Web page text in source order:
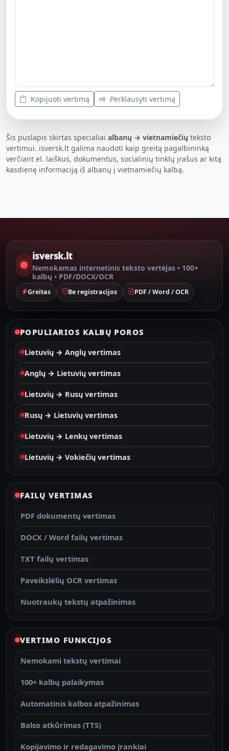
Kopijuoti vertimą Perklausyti vertimą
Šis puslapis skirtas specialiai albanų → vietnamiečių teksto
vertimui. isversk.lt galima naudoti kaip greitą pagalbininką
verčiant el. laiškus, dokumentus, socialinių tinklų įrašus ar kitą
kasdienę informaciją iš albanų į vietnamiečių kalbą.
isversk.lt
Nemokamas internetinis teksto vertėjas • 100+
kalbų • PDF/DOCX/OCR
Greitas Be registracijos PDF / Word / OCR
POPULIARIOS KALBŲ POROS
Lietuvių → Anglų vertimas
Anglų → Lietuvių vertimas
Lietuvių → Rusų vertimas
Rusų → Lietuvių vertimas
Lietuvių → Lenkų vertimas
Lietuvių → Vokiečių vertimas
FAILŲ VERTIMAS
PDF dokumentų vertimas
DOCX / Word failų vertimas
TXT failų vertimas
Paveikslėlių OCR vertimas
Nuotraukų tekstų atpažinimas
VERTIMO FUNKCIJOS
Nemokami tekstų vertimai
100+ kalbų palaikymas
Automatinis kalbos atpažinimas
Balso atkūrimas (TTS)
Kopijavimo ir redagavimo įrankiai